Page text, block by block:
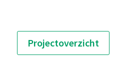
Projectoverzicht